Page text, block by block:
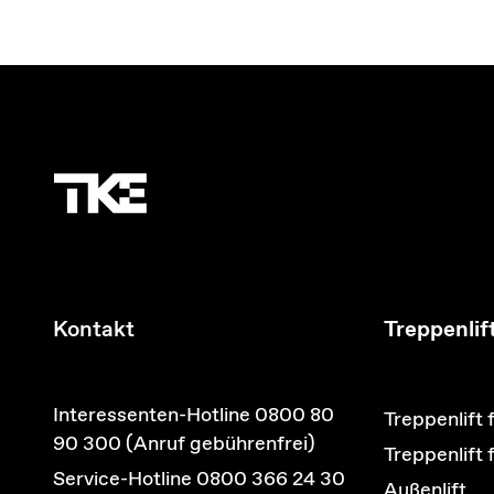
Kontakt
Interessenten-Hotline 0800 80
90 300 (Anruf gebührenfrei)
Service-Hotline 0800 366 24 30
Treppenlift
Treppenlift